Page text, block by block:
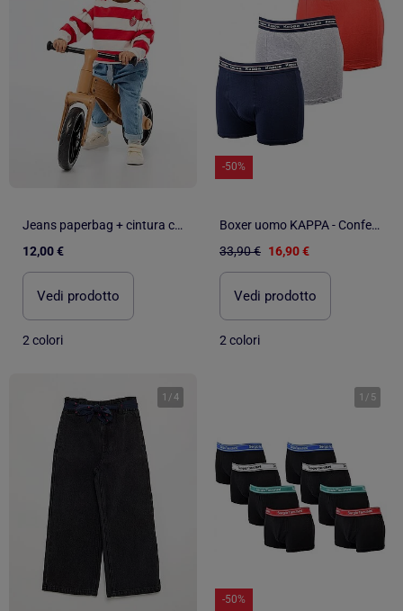
Jeans paperbag + cintura con motivo
12,00 €
Vedi prodotto
2 colori
-50%
Boxer uomo KAPPA - Confezione di 3
33,90 € 16,90 €
Vedi prodotto
2 colori
1 /4 1 / 5
-50%